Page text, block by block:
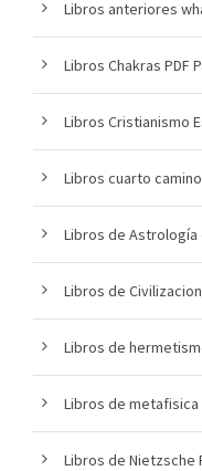
Libros anteriores
Libros Chakras PDF
Libros Cristianismo
Libros cuarto
Libros de Astrología
Libros de
Libros de
Libros de metafisica
Libros de Nietzsche